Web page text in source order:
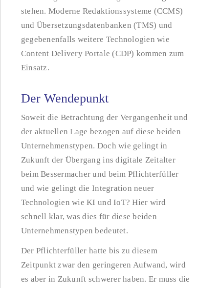
stehen. Moderne Redaktionssysteme (CCMS)
und Übersetzungsdatenbanken (TMS) und
gegebenenfalls weitere Technologien wie
Content Delivery Portale (CDP) kommen zum
Einsatz.
Der Wendepunkt
Soweit die Betrachtung der Vergangenheit und
der aktuellen Lage bezogen auf diese beiden
Unternehmenstypen. Doch wie gelingt in
Zukunft der Übergang ins digitale Zeitalter
beim Bessermacher und beim Pflichterfüller
und wie gelingt die Integration neuer
Technologien wie KI und IoT? Hier wird
schnell klar, was dies für diese beiden
Unternehmenstypen bedeutet.
Der Pflichterfüller hatte bis zu diesem
Zeitpunkt zwar den geringeren Aufwand, wird
es aber in Zukunft schwerer haben. Er muss die